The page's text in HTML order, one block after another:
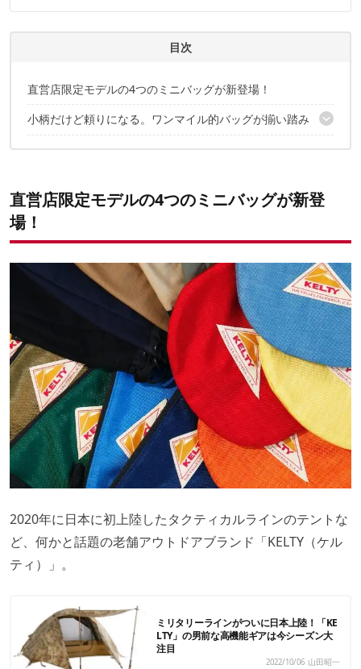
目次
直営店限定モデルの4つのミニバッグが新登場！
小柄だけど頼りになる。ワンマイル的バッグが揃い踏み
ROUND FLAT S／M
TRIANGLE FLAT S／M
直営店限定モデルの4つのミニバッグが新登
場！
2020年に日本に初上陸したタクティカルラインのテントな
ど、何かと話題の老舗アウトドアブランド「KELTY（ケル
ティ）」。
ミリタリーラインがついに日本上陸！「KE
LTY」の男前な高機能ギアは今シーズン大
注目
2022/10/06 山田昭一